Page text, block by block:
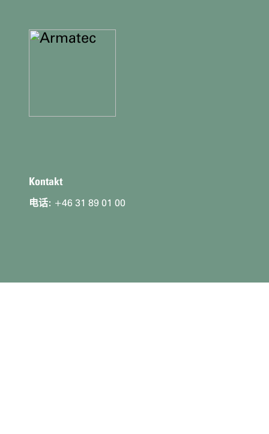
Ytterligare
Kontakt
电话: +46 31 89 01 00